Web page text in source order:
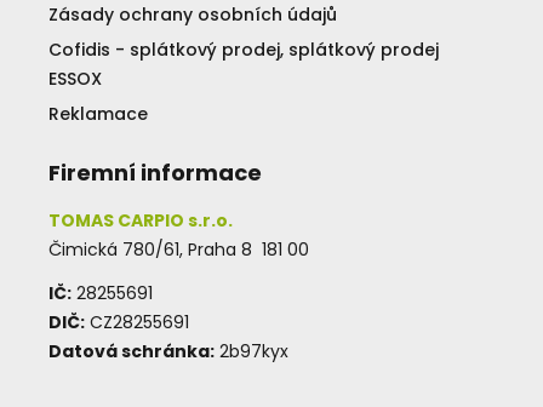
Zásady ochrany osobních údajů
Cofidis - splátkový prodej, splátkový prodej
ESSOX
Reklamace
Firemní informace
TOMAS CARPIO s.r.o.
Čimická 780/61, Praha 8 181 00
IČ: 28255691
DIČ: CZ28255691
Datová schránka: 2b97kyx